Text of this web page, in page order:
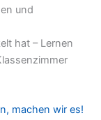
und
hat – Lernen
machen wir es!